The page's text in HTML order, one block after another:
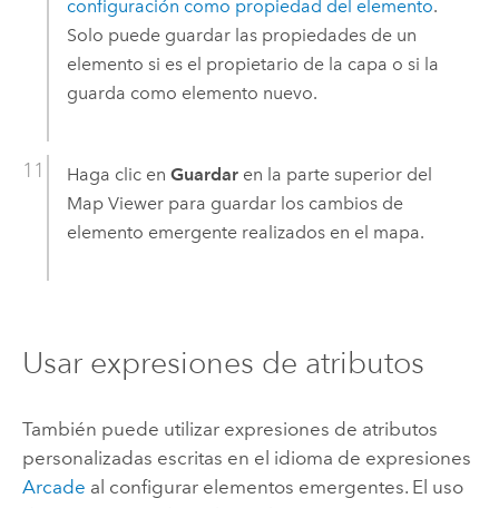
configuración como propiedad del elemento.
Solo puede guardar las propiedades de un
elemento si es el propietario de la capa o si la
guarda como elemento nuevo.
Haga clic en Guardaren la parte superior del
Map Viewerpara guardar los cambios de
elemento emergente realizados en el mapa.
Usar expresiones de atributos
También puede utilizar expresiones de atributos
personalizadas escritas en el idioma de expresiones
Arcade al configurar elementos emergentes. El uso